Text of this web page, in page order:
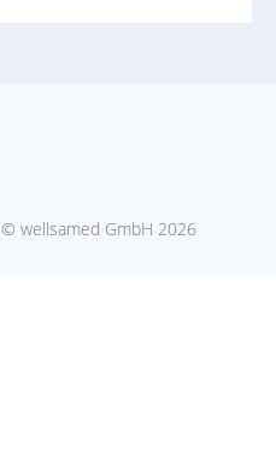
© wellsamed GmbH 2026